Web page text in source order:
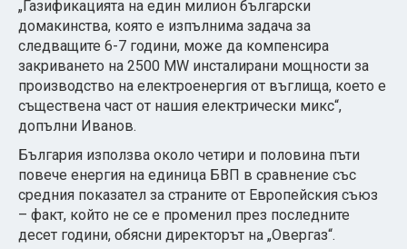
„Газификацията на един милион български
домакинства, която е изпълнима задача за
следващите 6-7 години, може да компенсира
закриването на 2500 MW инсталирани мощности за
производство на електроенергия от въглища, което е
съществена част от нашия електрически микс“,
допълни Иванов.
България използва около четири и половина пъти
повече енергия на единица БВП в сравнение със
средния показател за страните от Европейския съюз
– факт, който не се е променил през последните
десет години, обясни директорът на „Овергаз“.